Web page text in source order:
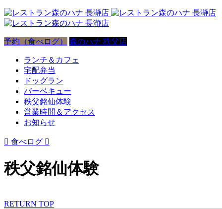
予約（食べログ） 森のハナ 秩父店
ランチ＆カフェ
宅配弁当
ドッグラン
バーベキュー
秩父銘仙体験
営業時間＆アクセス
お知らせ
 食べログ 
秩父銘仙体験
RETURN TOP